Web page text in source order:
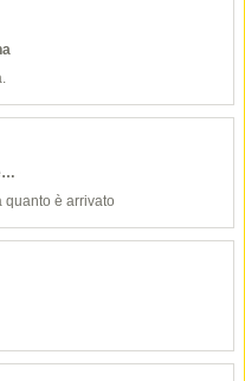
quanto è arrivato